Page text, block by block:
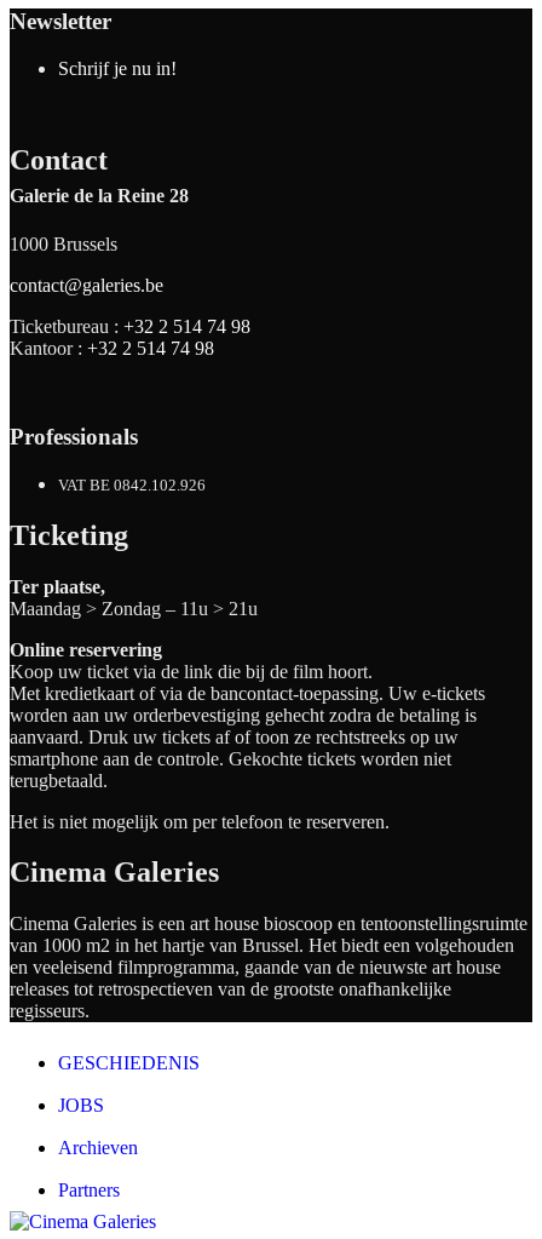
Newsletter
Schrijf je nu in!
Contact
Galerie de la Reine 28
1000 Brussels
contact@galeries.be
Ticketbureau : +32 2 514 74 98
Kantoor : +32 2 514 74 98
Professionals
VAT BE 0842.102.926
Ticketing
Ter plaatse,
Maandag > Zondag – 11u > 21u
Online reservering
Koop uw ticket via de link die bij de film hoort.
Met kredietkaart of via de bancontact-toepassing. Uw e-tickets
worden aan uw orderbevestiging gehecht zodra de betaling is
aanvaard. Druk uw tickets af of toon ze rechtstreeks op uw
smartphone aan de controle. Gekochte tickets worden niet
terugbetaald.
Het is niet mogelijk om per telefoon te reserveren.
Cinema Galeries
Cinema Galeries is een art house bioscoop en tentoonstellingsruimte
van 1000 m2 in het hartje van Brussel. Het biedt een volgehouden
en veeleisend filmprogramma, gaande van de nieuwste art house
releases tot retrospectieven van de grootste onafhankelijke
regisseurs.
GESCHIEDENIS
JOBS
Archieven
Partners